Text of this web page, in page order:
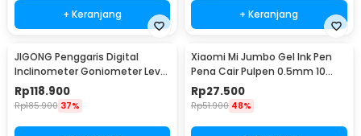
+ Keranjang + Keranjang
JIGONG Penggaris Digital
Inclinometer Goniometer Level
Angle 20cm - TL454
Rp118.900
Rp185.900 37%
Xiaomi Mi Jumbo Gel Ink Pen
Pena Cair Pulpen 0.5mm 10
PCS - MJZXB02WC
Rp27.500
Rp51.900 48%